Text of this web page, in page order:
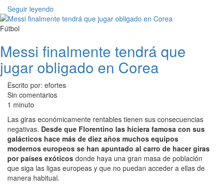
Seguir leyendo
Fútbol
Messi finalmente tendrá que
jugar obligado en Corea
Escrito por: efortes
Sin comentarios
1 minuto
Las giras económicamente rentables tienen sus consecuencias
negativas. Desde que Florentino las hiciera famosa con sus
galácticos hace más de diez años muchos equipos
modernos europeos se han apuntado al carro de hacer giras
por países exóticos donde haya una gran masa de población
que siga las ligas europeas y que no puedan acceder a ellas de
manera habitual.